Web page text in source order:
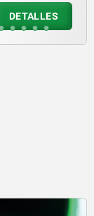
$140.27
más IVA.
más gastos de envío